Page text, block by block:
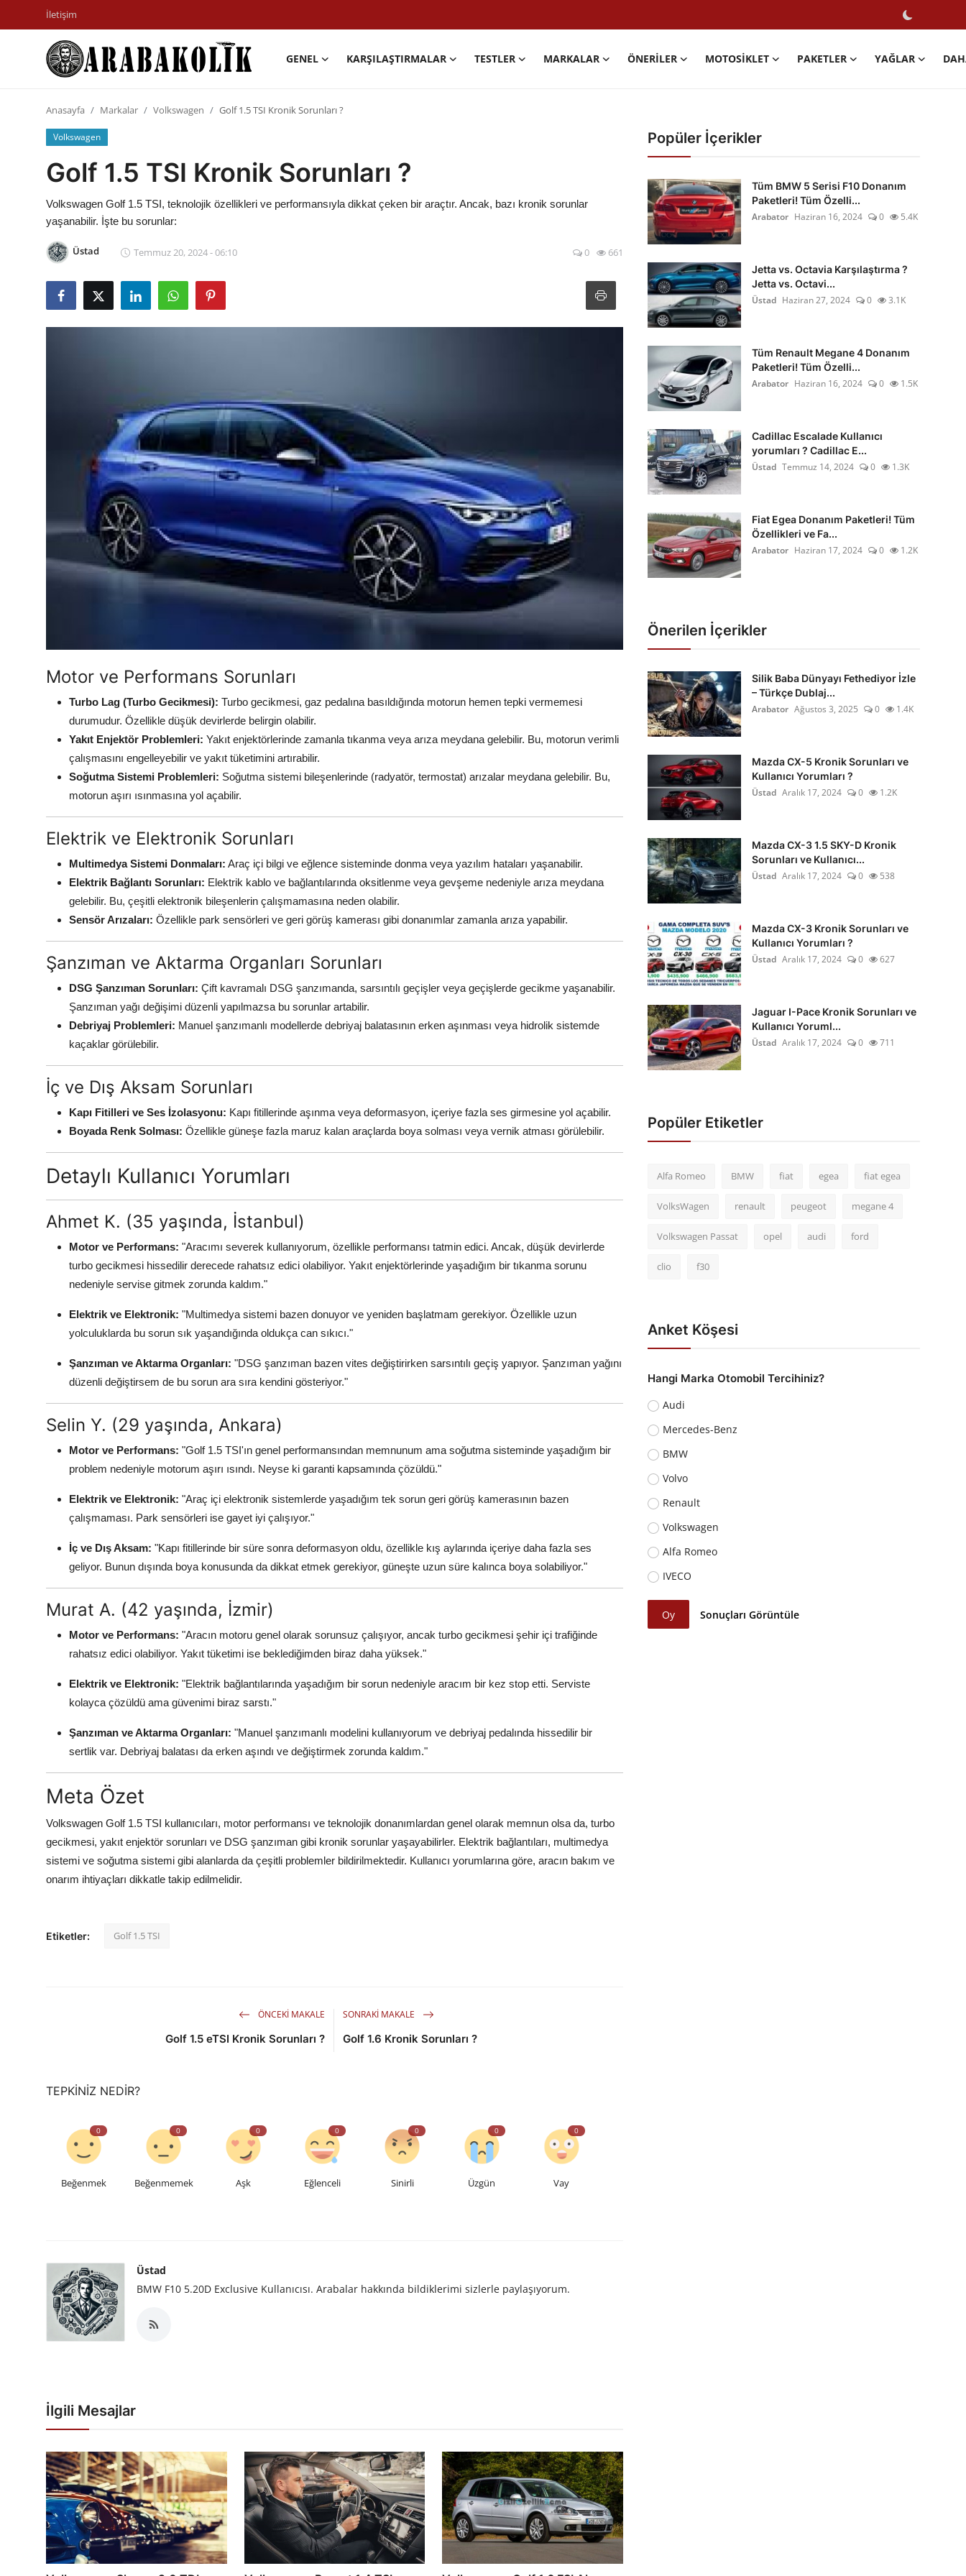
İletişim
GENEL KARŞILAŞTIRMALAR TESTLER MARKALAR ÖNERILER MOTOSIKLET PAKETLER YAĞLAR
Markalar
Öneriler
Motosiklet
Paketler
Anasayfa Markalar Volkswagen Golf 1.5 TSI Kronik Sorunları ?
Volkswagen
Golf 1.5 TSI Kronik Sorunları ?
Volkswagen Golf 1.5 TSI, teknolojik özellikleri ve performansıyla dikkat çeken bir araçtır. Ancak, bazı kronik sorunlar
yaşanabilir. İşte bu sorunlar:
Üstad Temmuz 20, 2024 - 06:10 0 661
Motor ve Performans Sorunları
Turbo Lag (Turbo Gecikmesi): Turbo gecikmesi, gaz pedalına basıldığında motorun hemen tepki vermemesi
durumudur. Özellikle düşük devirlerde belirgin olabilir.
Yakıt Enjektör Problemleri: Yakıt enjektörlerinde zamanla tıkanma veya arıza meydana gelebilir. Bu, motorun verimli
çalışmasını engelleyebilir ve yakıt tüketimini artırabilir.
Soğutma Sistemi Problemleri: Soğutma sistemi bileşenlerinde (radyatör, termostat) arızalar meydana gelebilir. Bu,
motorun aşırı ısınmasına yol açabilir.
Elektrik ve Elektronik Sorunları
Multimedya Sistemi Donmaları: Araç içi bilgi ve eğlence sisteminde donma veya yazılım hataları yaşanabilir.
Elektrik Bağlantı Sorunları: Elektrik kablo ve bağlantılarında oksitlenme veya gevşeme nedeniyle arıza meydana
gelebilir. Bu, çeşitli elektronik bileşenlerin çalışmamasına neden olabilir.
Sensör Arızaları: Özellikle park sensörleri ve geri görüş kamerası gibi donanımlar zamanla arıza yapabilir.
Şanzıman ve Aktarma Organları Sorunları
DSG Şanzıman Sorunları: Çift kavramalı DSG şanzımanda, sarsıntılı geçişler veya geçişlerde gecikme yaşanabilir.
Şanzıman yağı değişimi düzenli yapılmazsa bu sorunlar artabilir.
Debriyaj Problemleri: Manuel şanzımanlı modellerde debriyaj balatasının erken aşınması veya hidrolik sistemde
kaçaklar görülebilir.
İç ve Dış Aksam Sorunları
Kapı Fitilleri ve Ses İzolasyonu: Kapı fitillerinde aşınma veya deformasyon, içeriye fazla ses girmesine yol açabilir.
Boyada Renk Solması: Özellikle güneşe fazla maruz kalan araçlarda boya solması veya vernik atması görülebilir.
Detaylı Kullanıcı Yorumları
Ahmet K. (35 yaşında, İstanbul)
Motor ve Performans: "Aracımı severek kullanıyorum, özellikle performansı tatmin edici. Ancak, düşük devirlerde
turbo gecikmesi hissedilir derecede rahatsız edici olabiliyor. Yakıt enjektörlerinde yaşadığım bir tıkanma sorunu
nedeniyle servise gitmek zorunda kaldım."
Elektrik ve Elektronik: "Multimedya sistemi bazen donuyor ve yeniden başlatmam gerekiyor. Özellikle uzun
yolculuklarda bu sorun sık yaşandığında oldukça can sıkıcı."
Şanzıman ve Aktarma Organları: "DSG şanzıman bazen vites değiştirirken sarsıntılı geçiş yapıyor. Şanzıman yağını
düzenli değiştirsem de bu sorun ara sıra kendini gösteriyor."
Selin Y. (29 yaşında, Ankara)
Motor ve Performans: "Golf 1.5 TSI'ın genel performansından memnunum ama soğutma sisteminde yaşadığım bir
problem nedeniyle motorum aşırı ısındı. Neyse ki garanti kapsamında çözüldü."
Elektrik ve Elektronik: "Araç içi elektronik sistemlerde yaşadığım tek sorun geri görüş kamerasının bazen
çalışmaması. Park sensörleri ise gayet iyi çalışıyor."
İç ve Dış Aksam: "Kapı fitillerinde bir süre sonra deformasyon oldu, özellikle kış aylarında içeriye daha fazla ses
geliyor. Bunun dışında boya konusunda da dikkat etmek gerekiyor, güneşte uzun süre kalınca boya solabiliyor."
Murat A. (42 yaşında, İzmir)
Motor ve Performans: "Aracın motoru genel olarak sorunsuz çalışıyor, ancak turbo gecikmesi şehir içi trafiğinde
rahatsız edici olabiliyor. Yakıt tüketimi ise beklediğimden biraz daha yüksek."
Elektrik ve Elektronik: "Elektrik bağlantılarında yaşadığım bir sorun nedeniyle aracım bir kez stop etti. Serviste
kolayca çözüldü ama güvenimi biraz sarstı."
Şanzıman ve Aktarma Organları: "Manuel şanzımanlı modelini kullanıyorum ve debriyaj pedalında hissedilir bir
sertlik var. Debriyaj balatası da erken aşındı ve değiştirmek zorunda kaldım."
Meta Özet
Volkswagen Golf 1.5 TSI kullanıcıları, motor performansı ve teknolojik donanımlardan genel olarak memnun olsa da, turbo
gecikmesi, yakıt enjektör sorunları ve DSG şanzıman gibi kronik sorunlar yaşayabilirler. Elektrik bağlantıları, multimedya
sistemi ve soğutma sistemi gibi alanlarda da çeşitli problemler bildirilmektedir. Kullanıcı yorumlarına göre, aracın bakım ve
onarım ihtiyaçları dikkatle takip edilmelidir.
Etiketler: Golf 1.5 TSI
ÖNCEKI MAKALE
Golf 1.5 eTSI Kronik Sorunları ?
SONRAKI MAKALE
Golf 1.6 Kronik Sorunları ?
TEPKINIZ NEDIR?
0
Beğenmek
0
Beğenmemek
0
Aşk
0
Eğlenceli
0
Sinirli
0
Üzgün
0
Vay
Üstad
BMW F10 5.20D Exclusive Kullanıcısı. Arabalar hakkında bildiklerimi sizlerle paylaşıyorum.
İlgili Mesajlar
Popüler İçerikler
Tüm BMW 5 Serisi F10 Donanım
Paketleri! Tüm Özelli...
Arabator Haziran 16, 2024 0 5.4K
Jetta vs. Octavia Karşılaştırma ?
Jetta vs. Octavi...
Üstad Haziran 27, 2024 0 3.1K
Tüm Renault Megane 4 Donanım
Paketleri! Tüm Özelli...
Arabator Haziran 16, 2024 0 1.5K
Cadillac Escalade Kullanıcı
yorumları ? Cadillac E...
Üstad Temmuz 14, 2024 0 1.3K
Fiat Egea Donanım Paketleri! Tüm
Özellikleri ve Fa...
Arabator Haziran 17, 2024 0 1.2K
Önerilen İçerikler
Silik Baba Dünyayı Fethediyor İzle
– Türkçe Dublaj...
Arabator Ağustos 3, 2025 0 1.4K
Mazda CX-5 Kronik Sorunları ve
Kullanıcı Yorumları ?
Üstad Aralık 17, 2024 0 1.2K
Mazda CX-3 1.5 SKY-D Kronik
Sorunları ve Kullanıcı...
Üstad Aralık 17, 2024 0 538
Mazda CX-3 Kronik Sorunları ve
Kullanıcı Yorumları ?
Üstad Aralık 17, 2024 0 627
Jaguar I-Pace Kronik Sorunları ve
Kullanıcı Yoruml...
Üstad Aralık 17, 2024 0 711
Popüler Etiketler
Alfa Romeo BMW fiat egea fiat egea
VolksWagen renault peugeot megane 4
Volkswagen Passat opel audi ford
clio f30
Anket Köşesi
Hangi Marka Otomobil Tercihiniz?
Audi
Mercedes-Benz
BMW
Volvo
Renault
Volkswagen
Alfa Romeo
IVECO
Oy Sonuçları Görüntüle